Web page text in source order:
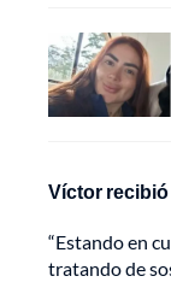
Víctor recibió
“Estando en
tratando de